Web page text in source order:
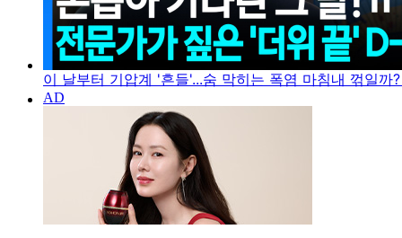
이 날부터 기압계 '흔들'...숨 막히는 폭염 마침내 꺾일까